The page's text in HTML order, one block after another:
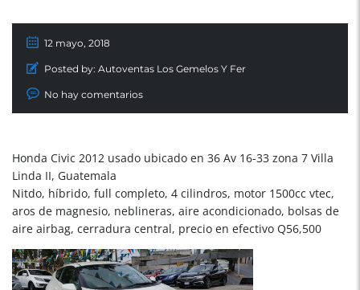
12 mayo, 2018
Posted by: Autoventas Los Gemelos Y Fer
No hay comentarios
Honda Civic 2012 usado ubicado en 36 Av 16-33 zona 7 Villa
Linda II, Guatemala
Nitdo, híbrido, full completo, 4 cilindros, motor 1500cc vtec,
aros de magnesio, neblineras, aire acondicionado, bolsas de
aire airbag, cerradura central, precio en efectivo Q56,500